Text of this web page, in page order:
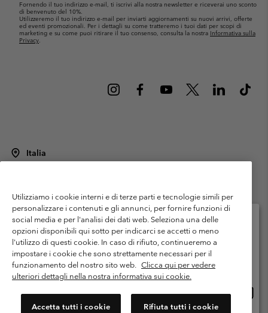
Fornendo il tuo indirizzo e-mail, ti iscrivi alla nostra newsletter e riceverai uno sconto
di benvenuto del 10%.
Utilizzeremo il tuo indirizzo e-mail per inviarti aggiornamenti su nuovi arrivi, offerte
ed eventi promozionali. Per i dettagli su come tratteremo i tuoi dati per scopi di
marketing e su come puoi ritirare il tuo consenso, consulta la nostra Informativa sulla
Privacy.
Italia
Termini di utilizzo
Condizioni Generali di Venditaa
Garanzia
Politica sulla privacy
Termini e condizioni del programma di membership
Condizioni di utilizzo dei contenuti generati dagli utenti
Impressum
Cookies
Public CBCR
Servizio clienti: Lun. - ven. 9:00 - 13:00 & 14:00- 18:00
(+)390694804176
Utilizziamo i cookie interni e di terze parti e tecnologie simili per
personalizzare i contenuti e gli annunci, per fornire funzioni di
social media e per l'analisi dei dati web. Seleziona una delle
opzioni disponibili qui sotto per indicarci se accetti o meno
l'utilizzo di questi cookie. In caso di rifiuto, continueremo a
impostare i cookie che sono strettamente necessari per il
funzionamento del nostro sito web. Clicca qui per vedere
ulteriori dettagli nella nostra informativa sui cookie.
Accetta tutti i cookie Rifiuta tutti i cookie
Seleziona il paese di spedizione e la lingua
Shopping online disponibile
online